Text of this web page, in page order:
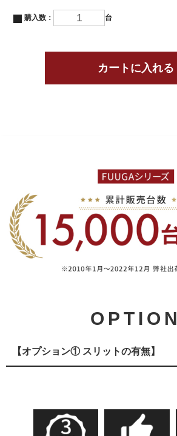
購入数： 台
OPTION
【オプション① スリットの有無】